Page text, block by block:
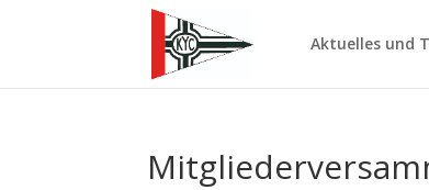
Aktuelles und